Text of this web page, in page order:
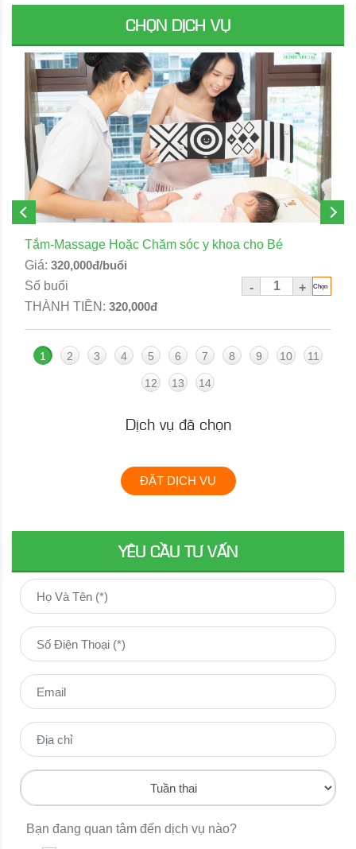
CHỌN DỊCH VỤ
Tắm-Massage Hoặc Chăm sóc y khoa cho Bé
Giá: 320,000đ/buổi
Số buổi
-
+
THÀNH TIỀN: 320,000đ
1 2 3 4 5 6 7 8 9 10 11
12 13 14
Dịch vụ đã chọn
ĐẶT DỊCH VỤ
YÊU CẦU TƯ VẤN
Bạn đang quan tâm đến dịch vụ nào?